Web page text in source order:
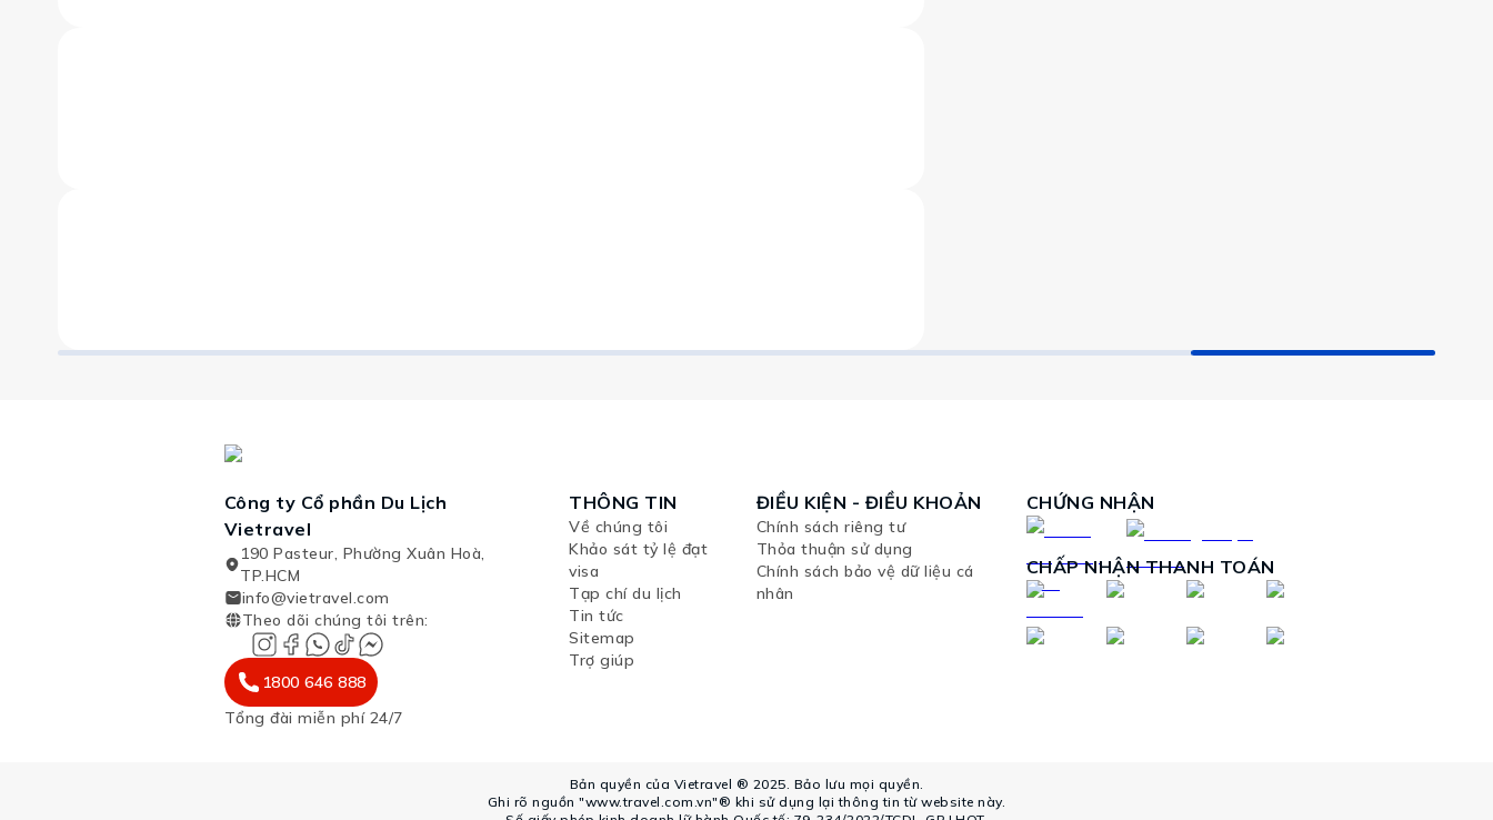
Công ty Cổ phần Du Lịch
Vietravel
190 Pasteur, Phường Xuân Hoà,
TP.HCM
info@vietravel.com
Theo dõi chúng tôi trên:
1800 646 888
Tổng đài miễn phí 24/7
THÔNG TIN
Về chúng tôi
Khảo sát tỷ lệ đạt
visa
Tạp chí du lịch
Tin tức
Sitemap
Trợ giúp
ĐIỀU KIỆN - ĐIỀU KHOẢN
Chính sách riêng tư
Thỏa thuận sử dụng
Chính sách bảo vệ dữ liệu cá
nhân
CHỨNG NHẬN
CHẤP NHẬN THANH TOÁN
Bản quyền của Vietravel ® 2025. Bảo lưu mọi quyền.
Ghi rõ nguồn "www.travel.com.vn"® khi sử dụng lại thông tin từ website này.